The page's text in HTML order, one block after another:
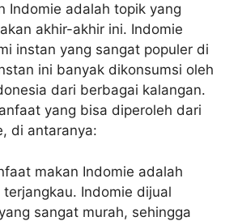
Indomie adalah topik yang
akhir-akhir ini. Indomie
instan yang sangat populer di
ini banyak dikonsumsi oleh
dari berbagai kalangan.
yang bisa diperoleh dari
di antaranya:
makan Indomie adalah
Indomie dijual
sangat murah, sehingga